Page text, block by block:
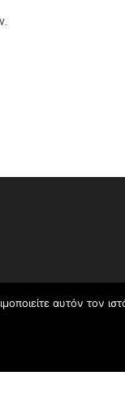
αυτόν τον